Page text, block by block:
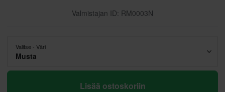
Valmistajan ID: RM0003N
Valitse - Väri
Musta
Lisää ostoskoriin